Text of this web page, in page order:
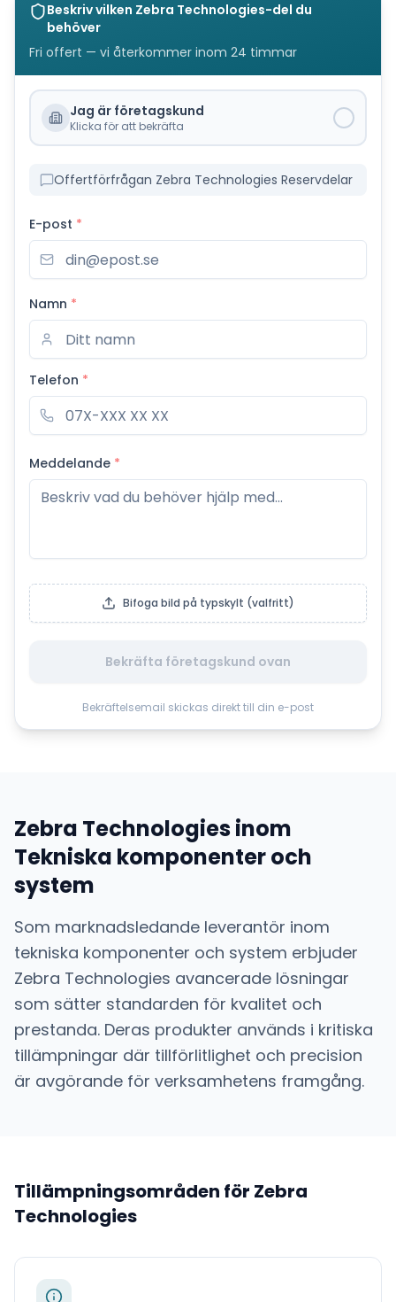
Beskriv vilken Zebra Technologies-del du
behöver
Fri offert — vi återkommer inom 24 timmar
Jag är företagskund
Klicka för att bekräfta
Offertförfrågan Zebra Technologies Reservdelar
E-post *
Namn *
Telefon *
Meddelande *
Bifoga bild på typskylt (valfritt)
Bekräfta företagskund ovan
Bekräftelsemail skickas direkt till din e-post
Zebra Technologiesinom
Tekniska komponenter och
system
Som marknadsledande leverantör inom
tekniska komponenter och system erbjuder
Zebra Technologies avancerade lösningar
som sätter standarden för kvalitet och
prestanda. Deras produkter används i kritiska
tillämpningar där tillförlitlighet och precision
är avgörande för verksamhetens framgång.
Tillämpningsområden för Zebra
Technologies